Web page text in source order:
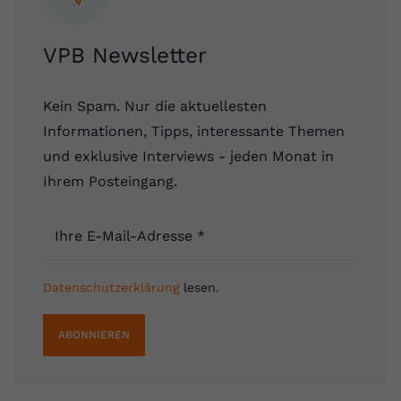
VPB Newsletter
Kein Spam. Nur die aktuellesten
Informationen, Tipps, interessante Themen
und exklusive Interviews - jeden Monat in
Ihrem Posteingang.
Ihre E-Mail-Adresse *
Datenschutzerklärunglesen.
ABONNIEREN
Anbieter youtube.com
Laufzeit Session
Zweck
Dieser von YouTube gesetzte Cookie
registriert eine eindeutige ID, um
Daten darüber zu speichern, welche
Anbieter Youtube.com
Laufzeit Session